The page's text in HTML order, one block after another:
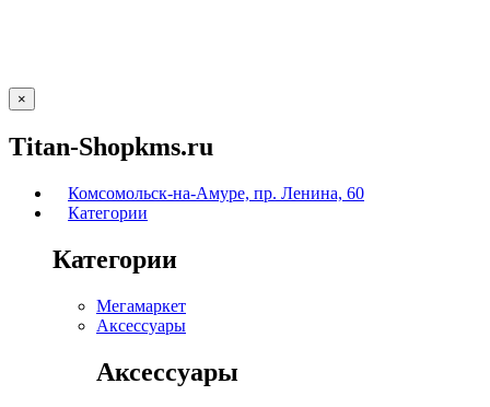
×
Titan-Shopkms.ru
Комсомольск-на-Амуре, пр. Ленина, 60
Категории
Категории
Мегамаркет
Аксессуары
Аксессуары